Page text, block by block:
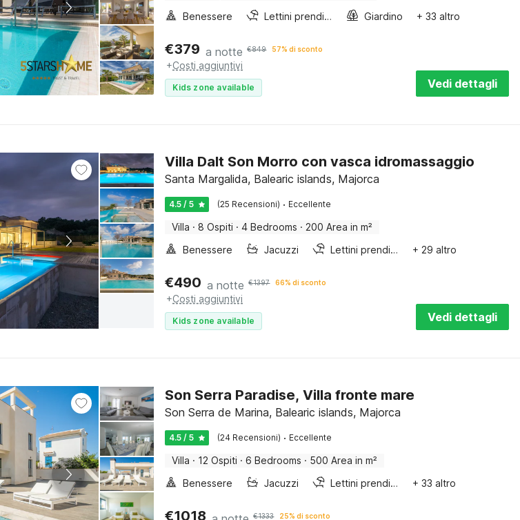
Benessere
Lettini prendisole Giardino + 33 altro
€379 a notte €849 57% di sconto
+Costi aggiuntivi
Kids zone available Vedi dettagli
Villa Dalt Son Morro con vasca idromassaggio
Santa Margalida, Balearic islands, Majorca
4.5 / 5 (25 Recensioni) · Eccellente
Villa · 8 Ospiti · 4 Bedrooms · 200 Area in m²
Benessere
Jacuzzi Lettini prendisole + 29 altro
€490 a notte €1397 66% di sconto
+Costi aggiuntivi
Kids zone available Vedi dettagli
Son Serra Paradise, Villa fronte mare
Son Serra de Marina, Balearic islands, Majorca
4.5 / 5 (24 Recensioni) · Eccellente
Villa · 12 Ospiti · 6 Bedrooms · 500 Area in m²
Benessere
Jacuzzi Lettini prendisole + 33 altro
€1018 €1333 25% di sconto